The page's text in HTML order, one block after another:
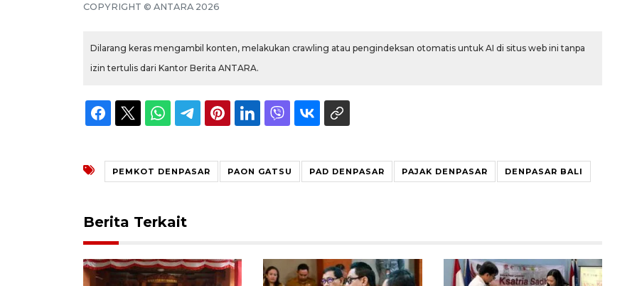
COPYRIGHT © ANTARA 2026
Dilarang keras mengambil konten, melakukan crawling atau pengindeksan otomatis untuk AI di situs web ini tanpa
izin tertulis dari Kantor Berita ANTARA.
PEMKOT DENPASAR PAON GATSU PAD DENPASAR PAJAK DENPASAR DENPASAR BALI
Berita Terkait